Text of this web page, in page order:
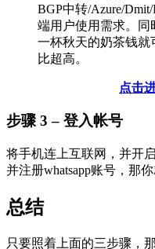
BGP中转/Azure/
端用户使用需求。同
一杯秋天的奶茶钱就
比超高。
点击
步骤 3 – 登入帐号
将手机连上互联网，并开
并注册whatsapp账号，那
总结
只要照着上面的三步骤，